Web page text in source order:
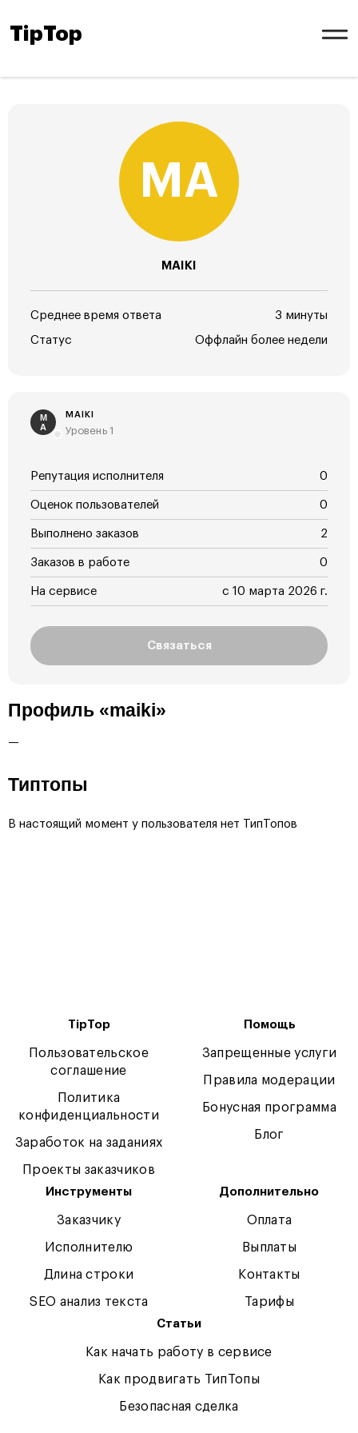
TipTop
MAIKI
Среднее время ответа 3 минуты
Статус Оффлайн более недели
M
A
MAIKI
Уровень 1
Репутация исполнителя 0
Оценок пользователей 0
Выполнено заказов 2
Заказов в работе 0
На сервисе с 10 марта 2026 г.
Связаться
Профиль «maiki»
—
Типтопы
В настоящий момент у пользователя нет ТипТопов
TipTop
Пользовательское
соглашение
Политика
конфиденциальности
Заработок на заданиях
Проекты заказчиков
Помощь
Запрещенные услуги
Правила модерации
Бонусная программа
Блог
Инструменты
Заказчику
Исполнителю
Длина строки
SEO анализ текста
Дополнительно
Оплата
Выплаты
Контакты
Тарифы
Статьи
Как начать работу в сервисе
Как продвигать ТипТопы
Безопасная сделка